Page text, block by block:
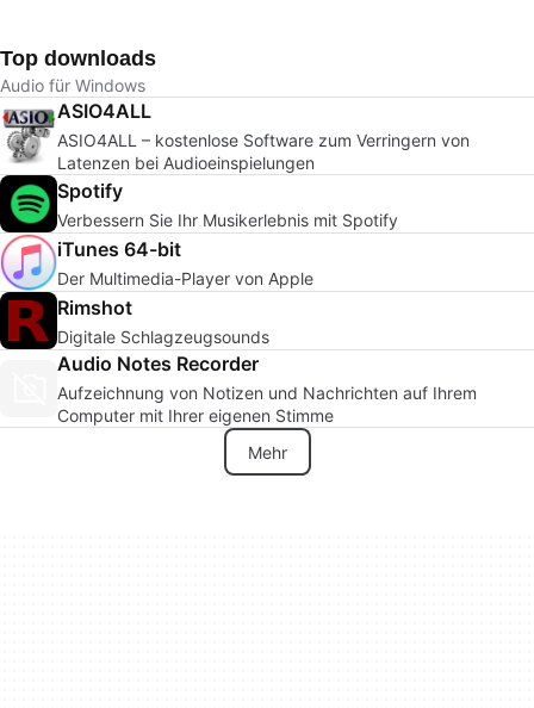
Top downloads
Audio für Windows
ASIO4ALL
ASIO4ALL – kostenlose Software zum Verringern von
Latenzen bei Audioeinspielungen
Spotify
Verbessern Sie Ihr Musikerlebnis mit Spotify
iTunes 64-bit
Der Multimedia-Player von Apple
Rimshot
Digitale Schlagzeugsounds
Audio Notes Recorder
Aufzeichnung von Notizen und Nachrichten auf Ihrem
Computer mit Ihrer eigenen Stimme
Mehr